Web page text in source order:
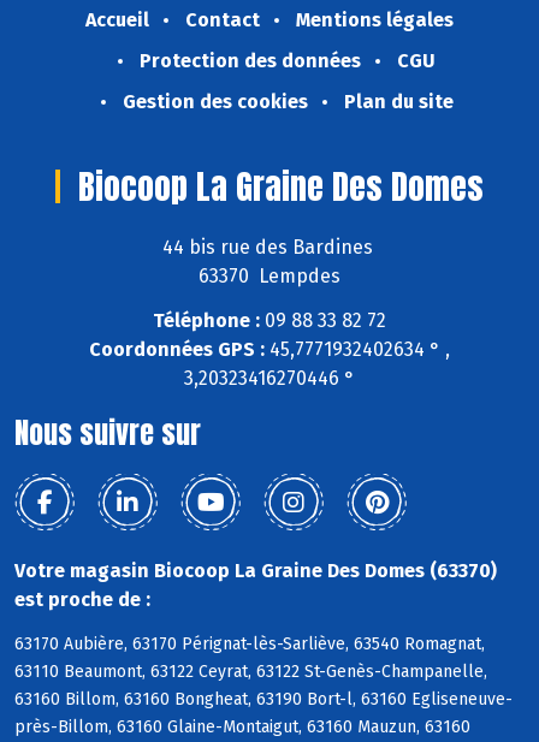
Accueil Contact
Mentions légales
Protection des données
CGU
Gestion des cookies
Plan du site
Biocoop La Graine Des Domes
44 bis rue des Bardines
63370 Lempdes
Téléphone : 09 88 33 82 72
Coordonnées GPS : 45,7771932402634 ° ,
3,20323416270446 °
Nous suivre sur
Votre magasin Biocoop La Graine Des Domes (63370)
est proche de :
63170 Aubière, 63170 Pérignat-lès-Sarliève, 63540 Romagnat,
63110 Beaumont, 63122 Ceyrat, 63122 St-Genès-Champanelle,
63160 Billom, 63160 Bongheat, 63190 Bort-l, 63160 Egliseneuve-
près-Billom, 63160 Glaine-Montaigut, 63160 Mauzun, 63160